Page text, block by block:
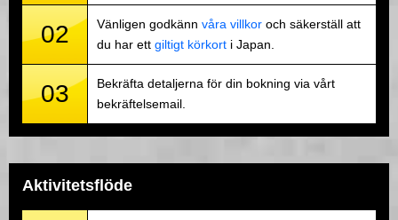
02 Vänligen godkänn våra villkor och säkerställ att
du har ett giltigt körkort i Japan.
03
Bekräfta detaljerna för din bokning via vårt
bekräftelsemail.
Aktivitetsflöde